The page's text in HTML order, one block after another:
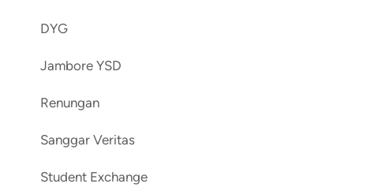
DYG
Jambore YSD
Renungan
Sanggar Veritas
Student Exchange